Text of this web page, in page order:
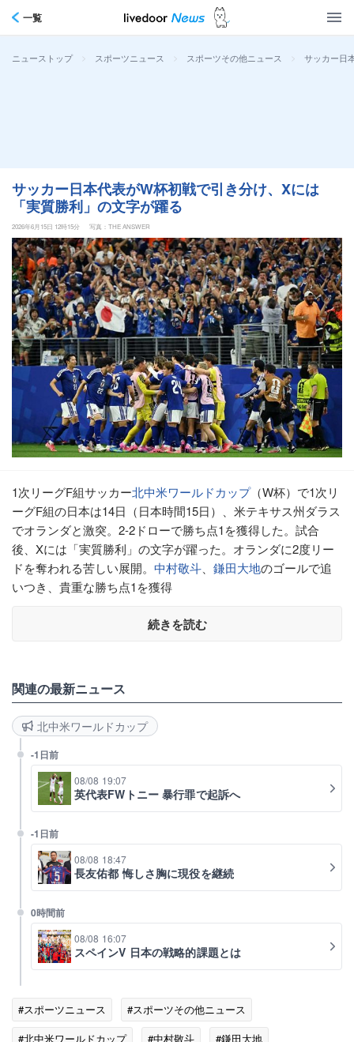
一覧
ニューストップ > スポーツニュース > スポーツその他ニュース > サッカー日
サッカー日本代表がW杯初戦で引き分け、Xには
「実質勝利」の文字が躍る
2026年6月15日 12時15分 写真：THE ANSWER
1次リーグF組サッカー北中米ワールドカップ（W杯）で1次リ
ーグF組の日本は14日（日本時間15日）、米テキサス州ダラス
でオランダと激突。2-2ドローで勝ち点1を獲得した。試合
後、Xには「実質勝利」の文字が躍った。オランダに2度リー
ドを奪われる苦しい展開。 中村敬斗、 鎌田大地のゴールで追
いつき、貴重な勝ち点1を獲得
続きを読む
関連の最新ニュース
北中米ワールドカップ
-1日前
08/08 19:07
英代表FWトニー 暴行罪で起訴へ
-1日前
08/08 18:47
長友佑都 悔しさ胸に現役を継続
0時間前
08/08 16:07
スペインV 日本の戦略的課題とは
#スポーツニュース
#スポーツその他ニュース
#北中米ワールドカップ
#中村敬斗
#鎌田大地